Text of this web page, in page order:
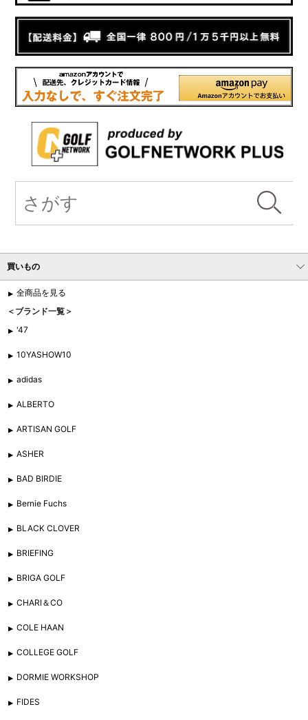
買いもの
全商品を見る
＜ブランド一覧＞
'47
10YASHOW10
adidas
ALBERTO
ARTISAN GOLF
ASHER
BAD BIRDIE
Bernie Fuchs
BLACK CLOVER
BRIEFING
BRIGA GOLF
CHARI＆CO
COLE HAAN
COLLEGE GOLF
DORMIE WORKSHOP
FIDES